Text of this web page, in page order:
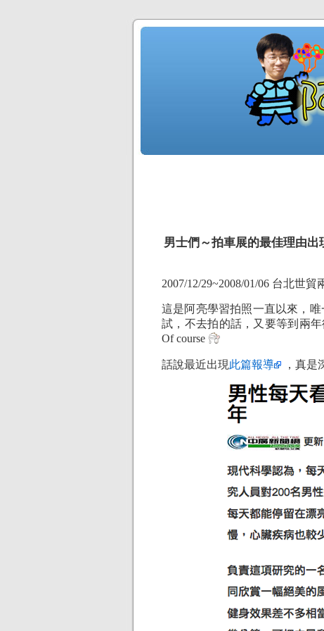
男士們～拍車展的最佳理由出
2007/12/29~2008/01/06 台北世
這是阿亮學習拍照一直以來，唯
試，不去拍的話，又要等到兩
Of course
話說最近出現此篇報導 ，真是